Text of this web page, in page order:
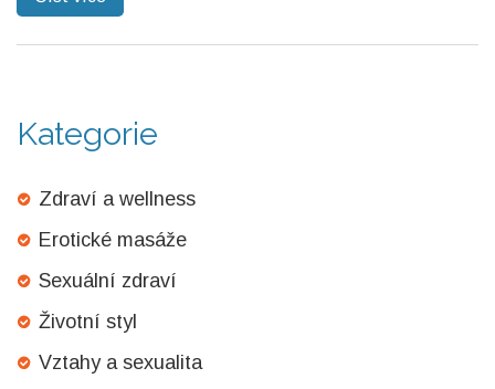
Kategorie
Zdraví a wellness
Erotické masáže
Sexuální zdraví
Životní styl
Vztahy a sexualita